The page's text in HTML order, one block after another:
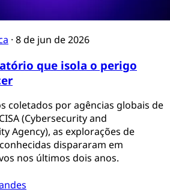
· 8 de jun de 2026
que isola o perigo
coletados por agências globais de
(Cybersecurity and
Agency), as explorações de
dispararam em
nos últimos dois anos.